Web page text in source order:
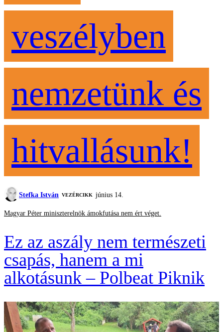
veszélyben
nemzetünk és
hitvallásunk!
Stefka István VEZÉRCIKK június 14.
Magyar Péter miniszterelnök ámokfutása nem ért véget.
Ez az aszály nem természeti
csapás, hanem a mi
alkotásunk – Polbeat Piknik